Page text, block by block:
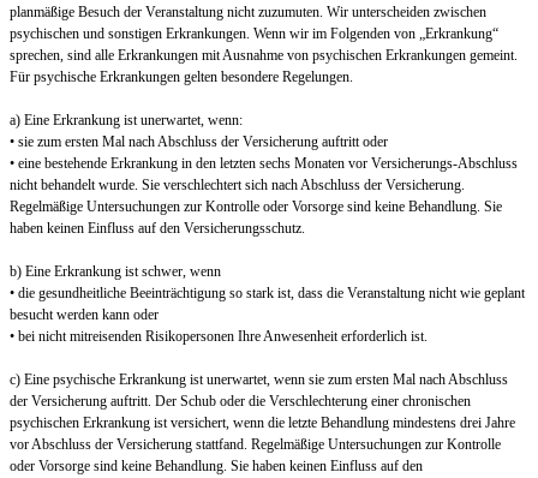
planmäßige Besuch der Veranstaltung nicht zuzumuten. Wir unterscheiden zwischen
psychischen und sonstigen Erkrankungen. Wenn wir im Folgenden von „Erkrankung“
sprechen, sind alle Erkrankungen mit Ausnahme von psychischen Erkrankungen gemeint.
Für psychische Erkrankungen gelten besondere Regelungen.
a) Eine Erkrankung ist unerwartet, wenn:
• sie zum ersten Mal nach Abschluss der Versicherung auftritt oder
• eine bestehende Erkrankung in den letzten sechs Monaten vor Versicherungs-Abschluss
nicht behandelt wurde. Sie verschlechtert sich nach Abschluss der Versicherung.
Regelmäßige Untersuchungen zur Kontrolle oder Vorsorge sind keine Behandlung. Sie
haben keinen Einfluss auf den Versicherungsschutz.
b) Eine Erkrankung ist schwer, wenn
• die gesundheitliche Beeinträchtigung so stark ist, dass die Veranstaltung nicht wie geplant
besucht werden kann oder
• bei nicht mitreisenden Risikopersonen Ihre Anwesenheit erforderlich ist.
c) Eine psychische Erkrankung ist unerwartet, wenn sie zum ersten Mal nach Abschluss
der Versicherung auftritt. Der Schub oder die Verschlechterung einer chronischen
psychischen Erkrankung ist versichert, wenn die letzte Behandlung mindestens drei Jahre
vor Abschluss der Versicherung stattfand. Regelmäßige Untersuchungen zur Kontrolle
oder Vorsorge sind keine Behandlung. Sie haben keinen Einfluss auf den